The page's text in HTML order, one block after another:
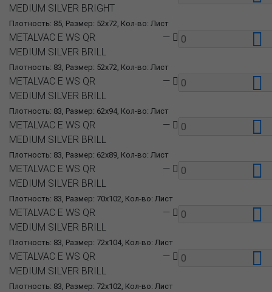
Плотность: 85, Размер: 52x72, Кол-во: Лист
MEDIUM SILVER BRIGHT
Плотность: 83, Размер: 52x72, Кол-во: Лист
METALVAC E WS QR
MEDIUM SILVER BRILL
—
Плотность: 83, Размер: 62x94, Кол-во: Лист
METALVAC E WS QR
MEDIUM SILVER BRILL
—
Плотность: 83, Размер: 62x89, Кол-во: Лист
METALVAC E WS QR
MEDIUM SILVER BRILL
—
Плотность: 83, Размер: 70x102, Кол-во: Лист
METALVAC E WS QR
MEDIUM SILVER BRILL
—
Плотность: 83, Размер: 72x104, Кол-во: Лист
METALVAC E WS QR
MEDIUM SILVER BRILL
—
Плотность: 83, Размер: 72x102, Кол-во: Лист
METALVAC E WS QR
MEDIUM SILVER BRILL
—